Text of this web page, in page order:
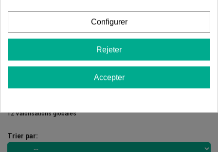
4 étoiles
0.00%
1 étoiles
0.00%
Écrivez votre commentaire
12 Valorisations globales
Trier par:
Configurer
Rejeter
Accepter